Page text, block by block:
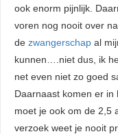
ook enorm pijnlijk.
voren nog nooit over
de zwangerschap al
kunnen….niet dus, ik
net even niet zo goed
Daarnaast komen er
moet je ook om de 2,5
verzoek weet je nooit